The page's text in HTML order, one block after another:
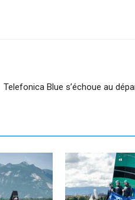
Telefonica Blue s’échoue au